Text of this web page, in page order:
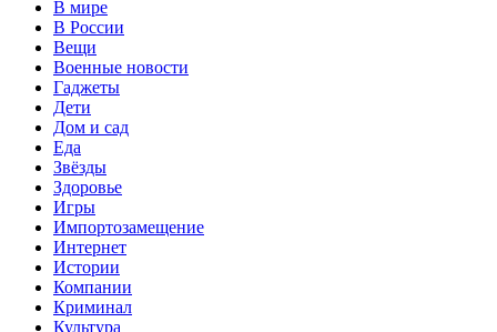
В мире
В России
Вещи
Военные новости
Гаджеты
Дети
Дом и сад
Еда
Звёзды
Здоровье
Игры
Импортозамещение
Интернет
Истории
Компании
Криминал
Культура